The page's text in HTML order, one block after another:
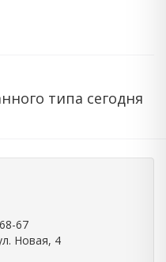
типа сегодня
67
Новая, 4